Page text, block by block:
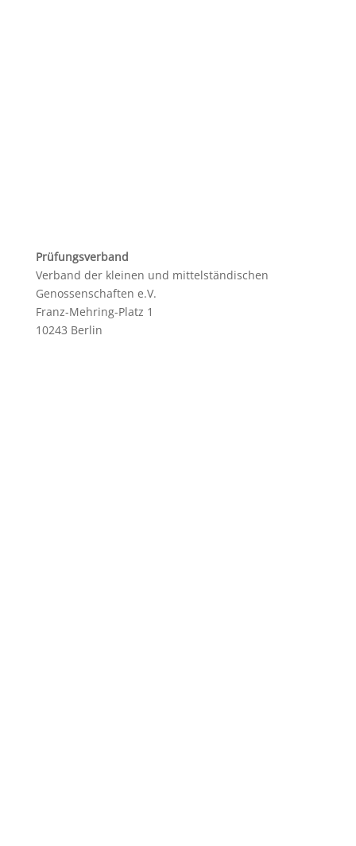
Prüfungsverband
Verband der kleinen und mittelständischen
Genossenschaften e.V.
Franz-Mehring-Platz 1
10243 Berlin